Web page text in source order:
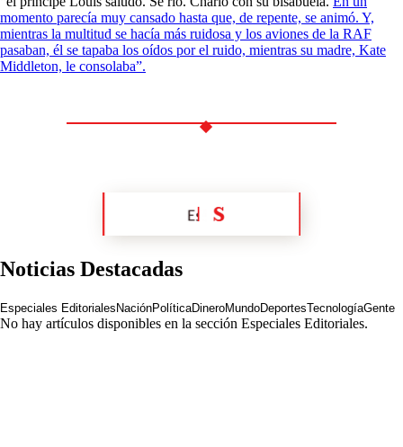
momento parecía muy cansado hasta que, de repente, se animó. Y,
mientras la multitud se hacía más ruidosa y los aviones de la RAF
pasaban, él se tapaba los oídos por el ruido, mientras su madre, Kate
Middleton, le consolaba”.
Noticias Destacadas
Especiales Editoriales NaciónPolíticaDineroMundoDeportesTecnologíaGente
No hay artículos disponibles en la sección Especiales Editoriales.